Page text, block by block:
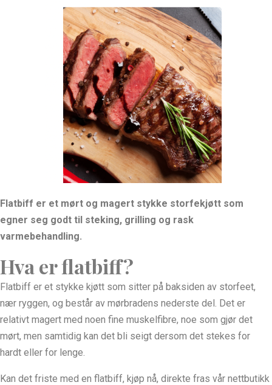
Flatbiff er et mørt og magert stykke storfekjøtt som
egner seg godt til steking, grilling og rask
varmebehandling.
Hva er flatbiff?
Flatbiff er et stykke kjøtt som sitter på baksiden av storfeet,
nær ryggen, og består av mørbradens nederste del. Det er
relativt magert med noen fine muskelfibre, noe som gjør det
mørt, men samtidig kan det bli seigt dersom det stekes for
hardt eller for lenge.
Kan det friste med en flatbiff, kjøp nå, direkte fras vår nettbutikk